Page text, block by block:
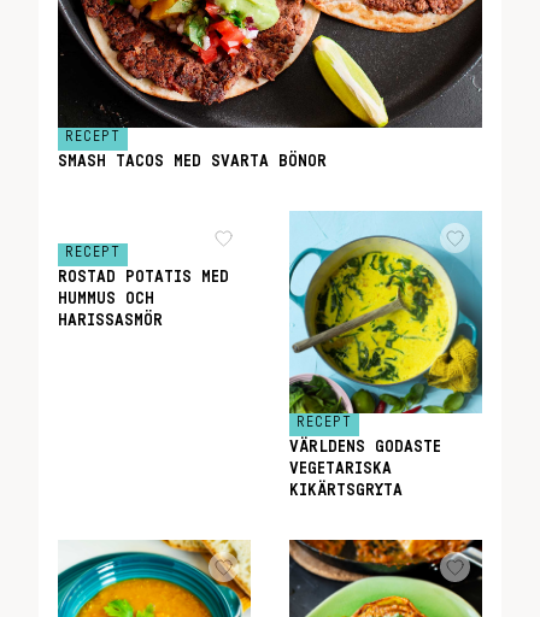
RECEPT
SMASH TACOS MED SVARTA BÖNOR
RECEPT
ROSTAD POTATIS MED
HUMMUS OCH
HARISSASMÖR
RECEPT
VÄRLDENS GODASTE
VEGETARISKA
KIKÄRTSGRYTA